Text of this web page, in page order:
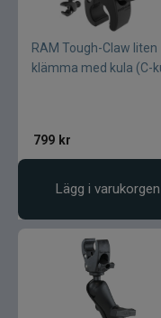
RAM Tough-Claw liten
klämma med kula (C-
799 kr
Lägg i varukorgen